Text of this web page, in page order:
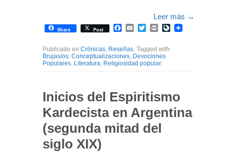
Leer más →
Share Post Facebook
EmailTwitterPrintLiveJournal
Publicado en Crónicas, Reseñas. Tagged with
Brujas/os, Conceptualizaciones, Devociones
Populares, Literatura, Religiosidad popular.
Inicios del Espiritismo
Kardecista en Argentina
(segunda mitad del
siglo XIX)